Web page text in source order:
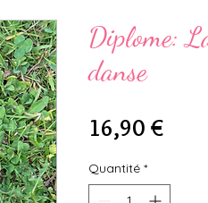
Diplome:
danse
16,90 €Prix
Quantité *